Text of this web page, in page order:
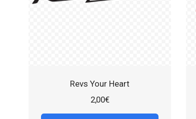
Revs Your Heart
2,00€